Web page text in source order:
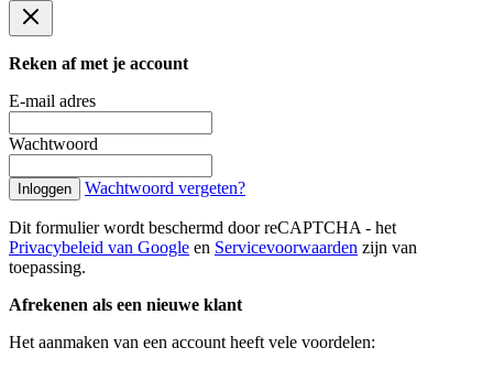
Reken af met je account
E-mail adres
Wachtwoord
Inloggen Wachtwoord vergeten?
Dit formulier wordt beschermd door reCAPTCHA - het
Privacybeleid van Google en Servicevoorwaarden zijn van
toepassing.
Afrekenen als een nieuwe klant
Het aanmaken van een account heeft vele voordelen: